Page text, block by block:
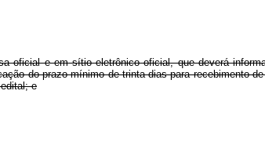
oficial e em sítio eletrônico oficial, que deverá
do prazo mínimo de trinta dias para recebimento
e